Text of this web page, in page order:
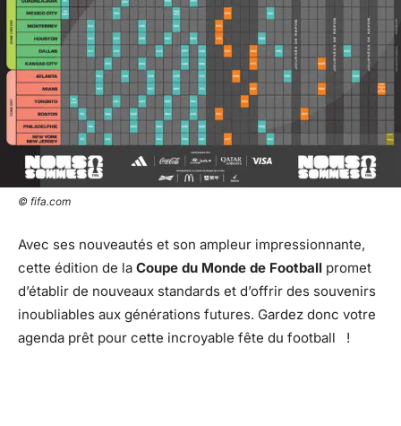
© fifa.com
Avec ses nouveautés et son ampleur impressionnante,
cette édition de la Coupe du Monde de Football promet
d’établir de nouveaux standards et d’offrir des souvenirs
inoubliables aux générations futures. Gardez donc votre
agenda prêt pour cette incroyable fête du football !